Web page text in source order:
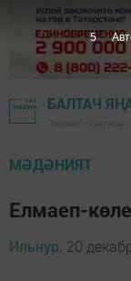
БАЛТАЧ
МӘДӘНИЯТ
Елмаеп-
Ильнур, 20
4